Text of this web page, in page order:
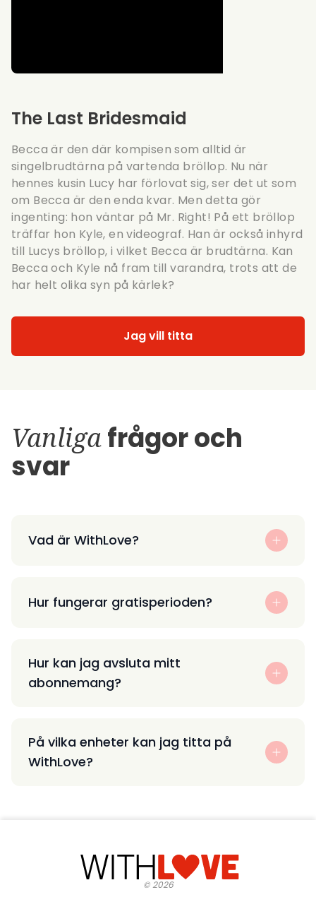
The Last Bridesmaid
Becca är den där kompisen som alltid är
singelbrudtärna på vartenda bröllop. Nu när
hennes kusin Lucy har förlovat sig, ser det ut som
om Becca är den enda kvar. Men detta gör
ingenting: hon väntar på Mr. Right! På ett bröllop
träffar hon Kyle, en videograf. Han är också inhyrd
till Lucys bröllop, i vilket Becca är brudtärna. Kan
Becca och Kyle nå fram till varandra, trots att de
har helt olika syn på kärlek?
Jag vill titta
Vanligafrågor och
svar
Vad är WithLove?
Hur fungerar gratisperioden?
Hur kan jag avsluta mitt
abonnemang?
På vilka enheter kan jag titta på
WithLove?
©2026